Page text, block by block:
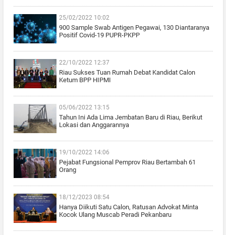
25/02/2022 10:02
900 Sample Swab Antigen Pegawai, 130 Diantaranya
Positif Covid-19 PUPR-PKPP
22/10/2022 12:37
Riau Sukses Tuan Rumah Debat Kandidat Calon
Ketum BPP HIPMI
05/06/2022 13:15
Tahun Ini Ada Lima Jembatan Baru di Riau, Berikut
Lokasi dan Anggarannya
19/10/2022 14:06
Pejabat Fungsional Pemprov Riau Bertambah 61
Orang
18/12/2023 08:54
Hanya Diikuti Satu Calon, Ratusan Advokat Minta
Kocok Ulang Muscab Peradi Pekanbaru